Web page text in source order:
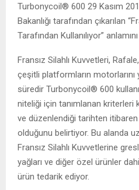
Turbonycoil® 600 29 Kasım
Bakanlığı tarafından çıkarılan
Tarafından Kullanılıyor”
Fransız Silahlı Kuvvetleri,
çeşitli platformların motorlarını
süredir Turbonycoil® 600
niteliği için tanımlanan kriterleri
ve düzenlendiği tarihten itibaren
olduğunu belirtiyor. Bu alanda
Fransız Silahlı Kuvvetlerine
yağları ve diğer özel ürünler
ürün tedarik ediyor.